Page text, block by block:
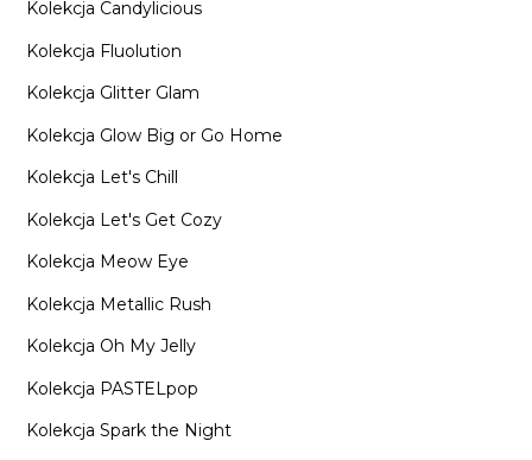
Kolekcja Candylicious
Kolekcja Fluolution
Kolekcja Glitter Glam
Kolekcja Glow Big or Go Home
Kolekcja Let's Chill
Kolekcja Let's Get Cozy
Kolekcja Meow Eye
Kolekcja Metallic Rush
Kolekcja Oh My Jelly
Kolekcja PASTELpop
Kolekcja Spark the Night